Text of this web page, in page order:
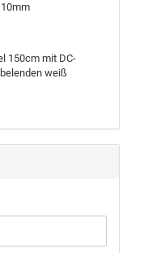
150cm mit DC-
weiß